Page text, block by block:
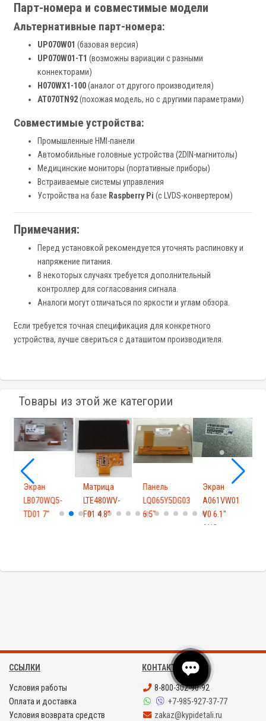
Парт-номера и совместимые модели
Альтернативные парт-номера:
UP070W01 (базовая версия)
UP070W01-T1 (возможны вариации с разными
коннекторами)
H070WX1-100(аналог от другого производителя)
AT070TN92(похожая модель, но с другими параметрами)
Совместимые устройства:
Промышленные HMI-панели
Автомобильные головные устройства (2DIN-магнитолы)
Медицинские мониторы (портативные приборы)
Встраиваемые системы управления
Устройства на базе Raspberry Pi (с LVDS-конвертером)
Примечания:
Перед установкой рекомендуется уточнять распиновку и
напряжение питания.
В некоторых случаях требуется дополнительный
контроллер для согласования сигнала.
Аналоги могут отличаться по яркости и углам обзора.
Если требуется точная спецификация для конкретного
устройства, лучше свериться с даташитом производителя.
Товары из этой же категории
Экран
LB070WQ5-
TD01 7"
Матрица
LTE480WV-
F01 4.8"
Панель
LQ065Y5DG03
6.5"
Экран
A061VW01
V0 6.1"
AUO
ССЫЛКИ
Условия работы
Оплата и доставка
Условия возврата средств
КОНТАКТЫ
8-800-302-90-92
+7-985-927-37-77
zakaz@kypidetali.ru